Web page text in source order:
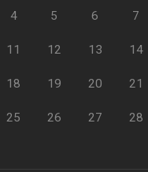
4 5 6 7
11 12 13 14
18 19 20 21
25 26 27 28